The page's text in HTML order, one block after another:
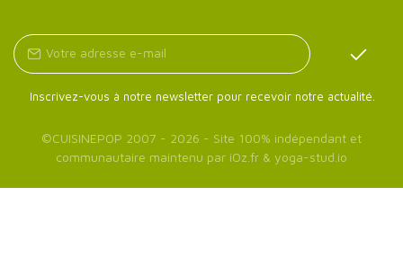
Inscrivez-vous à notre newsletter pour recevoir notre actualité.
©CUISINEPOP 2007 - 2026 - Site 100% indépendant et
communautaire maintenu par iOz.fr & yoga-stud.io